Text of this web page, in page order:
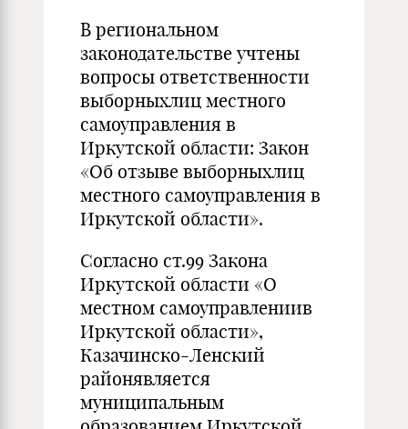
В региональном
законодательстве учтены
вопросы ответственности
выборныхлиц местного
самоуправления в
Иркутской области: Закон
«Об отзыве выборныхлиц
местного самоуправления в
Иркутской области».
Согласно ст.99 Закона
Иркутской области «О
местном самоуправлениив
Иркутской области»,
Казачинско-Ленский
районявляется
муниципальным